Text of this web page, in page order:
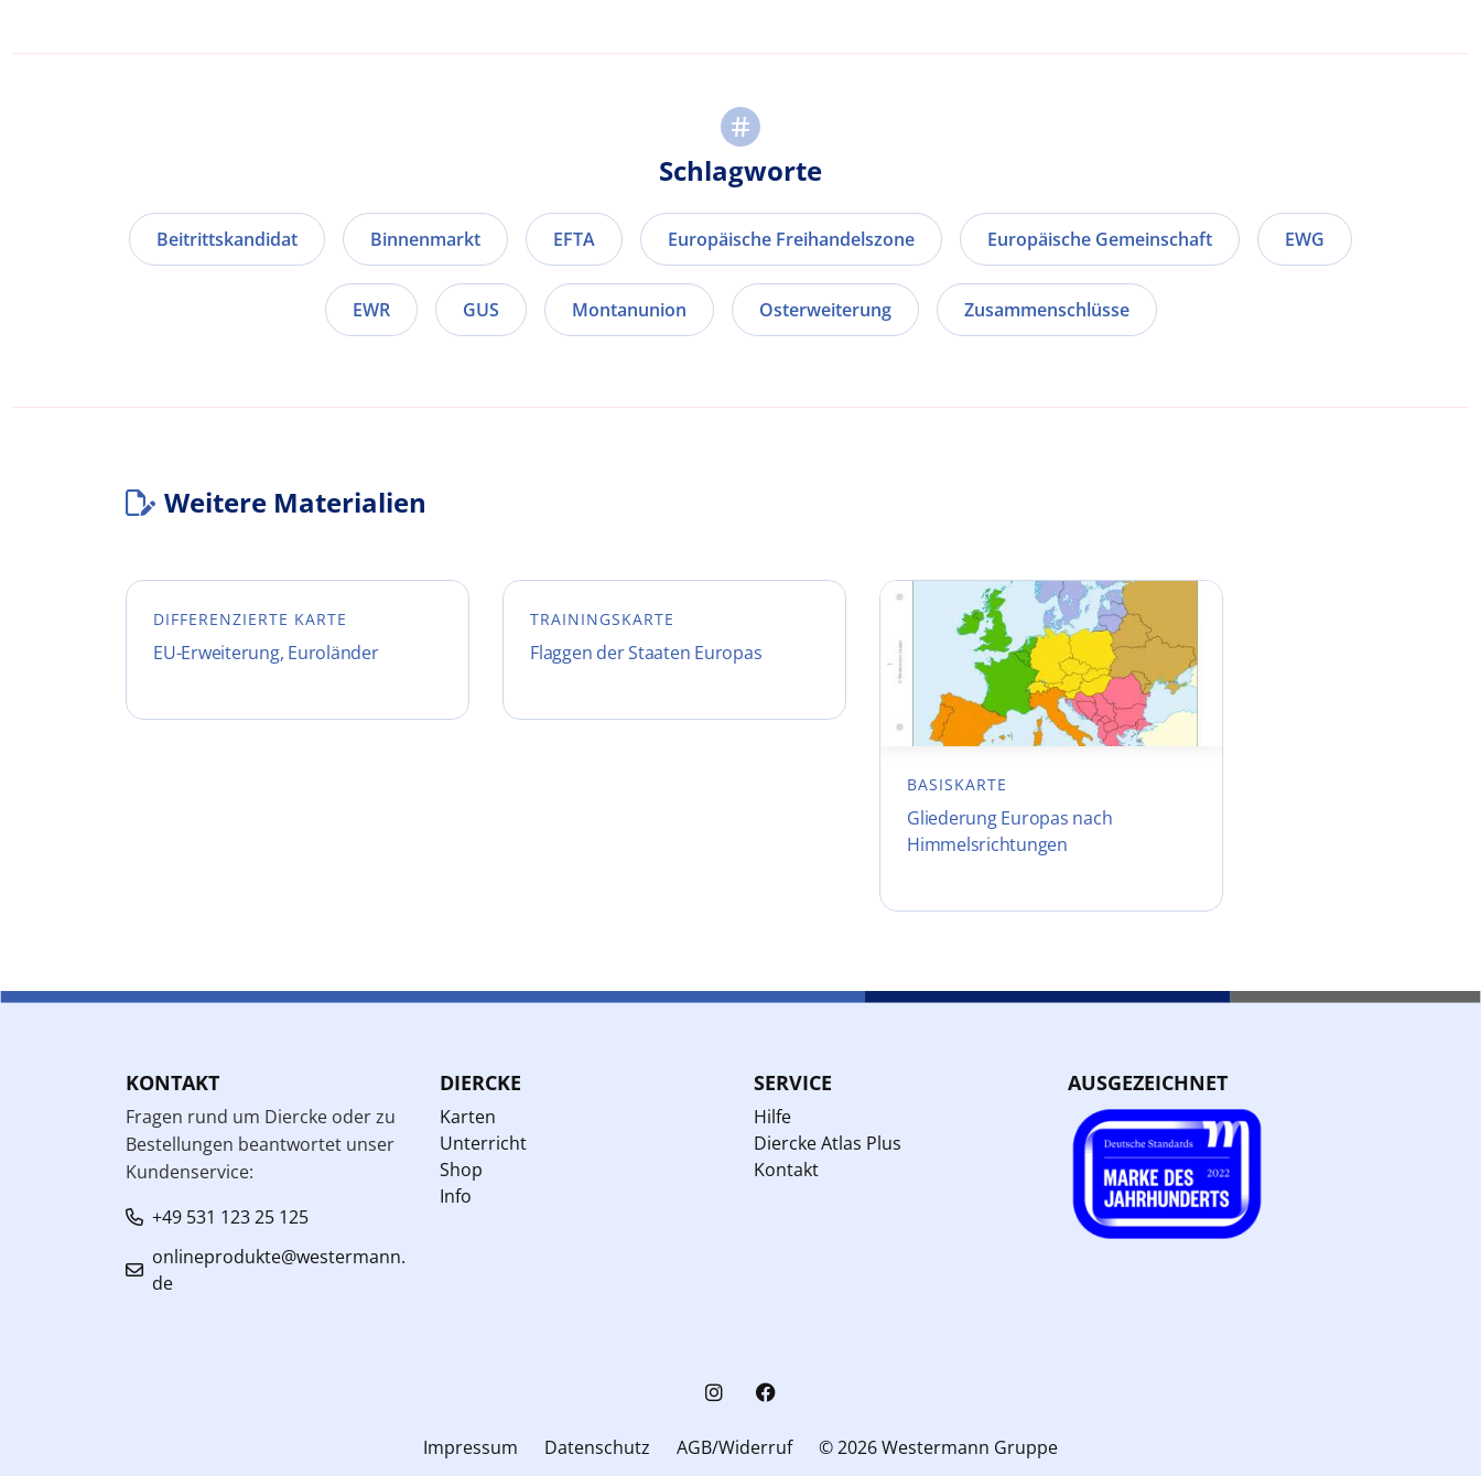
Schlagworte
Beitrittskandidat Binnenmarkt EFTA Europäische Freihandelszone Europäische Gemeinschaft EWG
EWR GUS Montanunion Osterweiterung Zusammenschlüsse
Weitere Materialien
DIFFERENZIERTE KARTE
EU-Erweiterung, Euroländer
TRAININGSKARTE
Flaggen der Staaten Europas
BASISKARTE
Gliederung Europas nach
Himmelsrichtungen
KONTAKT
Fragen rund um Diercke oder zu
Bestellungen beantwortet unser
Kundenservice:
+49 531 123 25 125
onlineprodukte@westermann.
de
DIERCKE
Karten
Unterricht
Shop
Info
SERVICE
Hilfe
Diercke Atlas Plus
Kontakt
AUSGEZEICHNET
Impressum Datenschutz AGB/Widerruf © 2026 Westermann Gruppe